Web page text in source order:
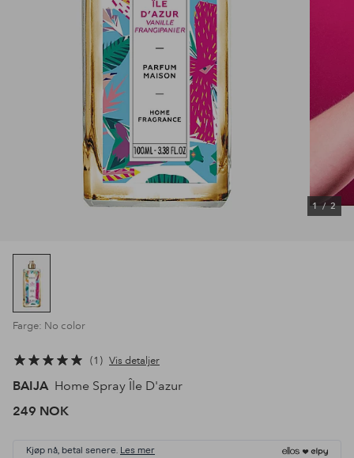
1/2
Farge: No color
1 Vis detaljer
BAIJA Home Spray Île D'azur
249 NOK
Kjøp nå, betal senere. Les mer